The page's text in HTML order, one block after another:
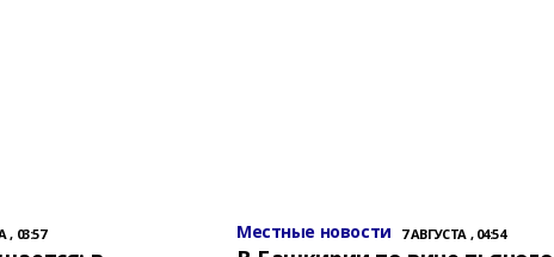
, 03:57 Местные новости 7 АВГУСТА , 04:54